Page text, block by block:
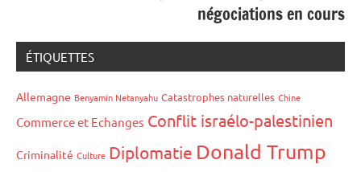
négociations en cours
ÉTIQUETTES
Allemagne Benyamin Netanyahu Catastrophes naturelles Chine
Commerce et Echanges Conflit israélo-palestinien
Criminalité Culture Diplomatie Donald Trump